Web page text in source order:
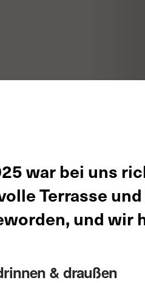
war bei uns
Terrasse
und
& draußen